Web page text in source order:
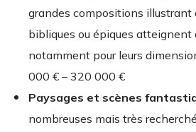
grandes compositions illustrant
bibliques ou épiques atteignent
notamment pour leurs
000 € – 320 000 €
Paysages et scènes
nombreuses mais très